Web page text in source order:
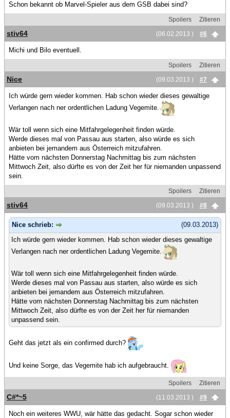
Schon bekannt ob Marvel-Spieler aus dem GSB dabei sind?
Spoilers
Zitieren
(06.02.2013 )
#6
stiv64
Michi und Bilo eventuell.
Spoilers
Zitieren
(09.03.2013 )
#7
Nice
Ich würde gern wieder kommen. Hab schon wieder dieses gewaltige
Verlangen nach ner ordentlichen Ladung Vegemite.
Wär toll wenn sich eine Mitfahrgelegenheit finden würde.
Werde dieses mal von Passau aus starten, also würde es sich
anbieten bei jemandem aus Österreich mitzufahren.
Hätte vom nächsten Donnerstag Nachmittag bis zum nächsten
Mittwoch Zeit, also dürfte es von der Zeit her für niemanden unpassend
sein.
Spoilers
Zitieren
(09.03.2013 )
#8
stiv64
(09.03.2013)
Nice schrieb:
Ich würde gern wieder kommen. Hab schon wieder dieses gewaltige
Verlangen nach ner ordentlichen Ladung Vegemite.
Wär toll wenn sich eine Mitfahrgelegenheit finden würde.
Werde dieses mal von Passau aus starten, also würde es sich
anbieten bei jemandem aus Österreich mitzufahren.
Hätte vom nächsten Donnerstag Nachmittag bis zum nächsten
Mittwoch Zeit, also dürfte es von der Zeit her für niemanden
unpassend sein.
Geht das jetzt als ein confirmed durch?
Und keine Sorge, das Vegemite hab ich aufgebraucht.
Spoilers
Zitieren
(11.03.2013 )
#9
C#*~5
Noch ein weiteres WWU, wär hätte das gedacht. Sogar schon wieder